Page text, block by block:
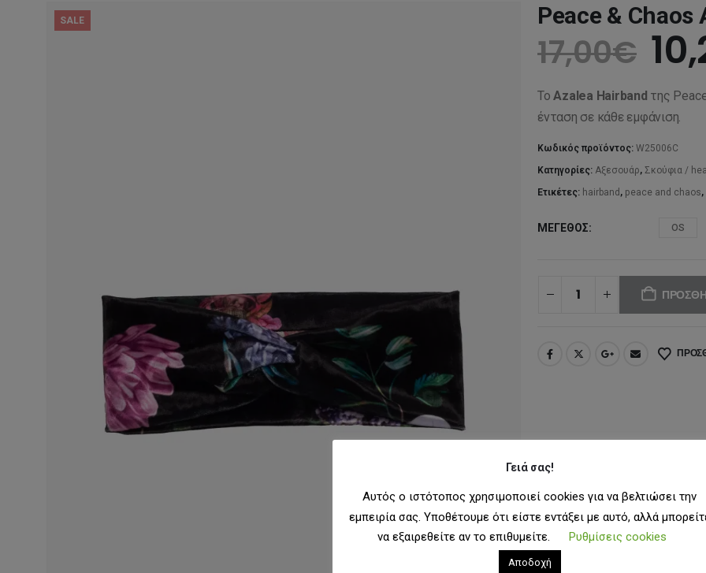
SALE Peace &
17,00€
ΤοAzalea Hairband της
ένταση σε κάθε εμφάνιση.
Κωδικός προϊόντος: W25006C
Κατηγορίες: Αξεσουάρ, Σκούφια /
Ετικέτες: hairband , peace and chaos,
ΜΈΓΕΘΟΣ OS
Γειά σας!
Αυτός ο ιστότοπος χρησιμοποιεί cookies για να βελτιώσει την
εμπειρία σας. Υποθέτουμε ότι είστε εντάξει με αυτό, αλλά
να εξαιρεθείτε αν το επιθυμείτε.
Ρυθμίσεις cookies
Αποδοχή